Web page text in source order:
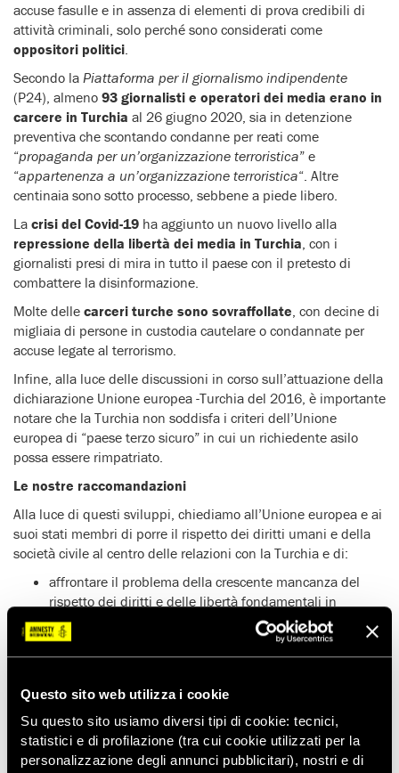
Questo sito web utilizza i cookie
Su questo sito usiamo diversi tipi di cookie: tecnici,
statistici e di profilazione (tra cui cookie utilizzati per la
personalizzazione degli annunci pubblicitari), nostri e di
accuse fasulle e in assenza di elementi di prova credibili di
attività criminali, solo perché sono considerati come
oppositori politici.
Secondo la Piattaforma per il giornalismo indipendente
(P24), almeno 93 giornalisti e operatori dei media erano in
carcere in Turchia al 26 giugno 2020, sia in detenzione
preventiva che scontando condanne per reati come
“propaganda per un’organizzazione terroristica” e
“appartenenza a un’organizzazione terroristica“. Altre
centinaia sono sotto processo, sebbene a piede libero.
La crisi del Covid-19 ha aggiunto un nuovo livello alla
repressione della libertà dei media in Turchia, con i
giornalisti presi di mira in tutto il paese con il pretesto di
combattere la disinformazione.
Molte delle carceri turche sono sovraffollate, con decine di
migliaia di persone in custodia cautelare o condannate per
accuse legate al terrorismo.
Infine, alla luce delle discussioni in corso sull’attuazione della
dichiarazione Unione europea -Turchia del 2016, è importante
notare che la Turchia non soddisfa i criteri dell’Unione
europea di “paese terzo sicuro” in cui un richiedente asilo
possa essere rimpatriato.
Le nostre raccomandazioni
Alla luce di questi sviluppi, chiediamo all’Unione europea e ai
suoi stati membri di porre il rispetto dei diritti umani e della
società civile al centro delle relazioni con la Turchia e di:
affrontare il problema della crescente mancanza del
rispetto dei diritti e delle libertà fondamentali in
Turchia, durante il Consiglio affari esteri del 13 luglio e
durante tutte le comunicazioni pubbliche inerenti
all’imminente incontro;
umani e una società civile fiorente e indipendente sono
essenziali per le relazioni Unione europea -Turchia a
tutti i livelli e rimangono un prerequisito per progredire
nei settori in cui la Turchia cerca la normalizzazione;